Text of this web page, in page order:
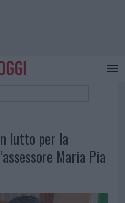
lutto per la
Maria Pia